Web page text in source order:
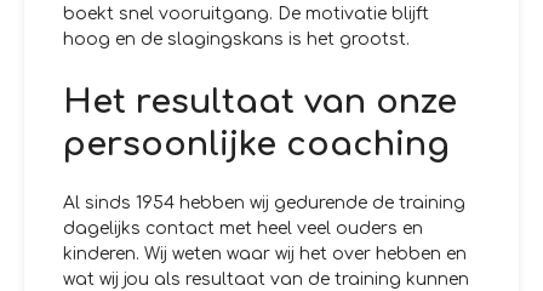
boekt snel vooruitgang. De motivatie blijft
hoog en de slagingskans is het grootst.
Het resultaat van onze
persoonlijke coaching
Al sinds 1954 hebben wij gedurende de training
dagelijks contact met heel veel ouders en
kinderen. Wij weten waar wij het over hebben en
wat wij jou als resultaat van de training kunnen